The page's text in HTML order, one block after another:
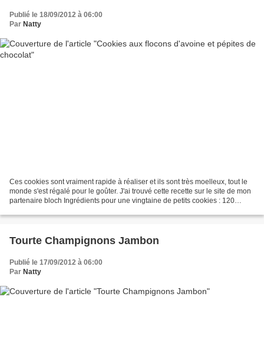
Publié le 18/09/2012 à 06:00
Par Natty
Ces cookies sont vraiment rapide à réaliser et ils sont très moelleux, tout le
monde s'est régalé pour le goûter. J'ai trouvé cette recette sur le site de mon
partenaire bloch Ingrédients pour une vingtaine de petits cookies : 120
Tourte Champignons Jambon
Publié le 17/09/2012 à 06:00
Par Natty